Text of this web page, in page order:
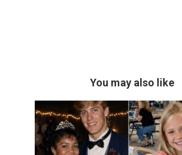
You may also like